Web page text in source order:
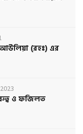
(রহঃ) এর
ও ফজিলত